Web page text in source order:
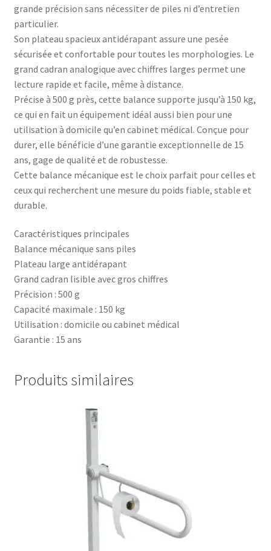
grande précision sans nécessiter de piles ni d’entretien
particulier.
Son plateau spacieux antidérapant assure une pesée
sécurisée et confortable pour toutes les morphologies. Le
grand cadran analogique avec chiffres larges permet une
lecture rapide et facile, même à distance.
Précise à 500 g près, cette balance supporte jusqu’à 150 kg,
ce qui en fait un équipement idéal aussi bien pour une
utilisation à domicile qu’en cabinet médical. Conçue pour
durer, elle bénéficie d’une garantie exceptionnelle de 15
ans, gage de qualité et de robustesse.
Cette balance mécanique est le choix parfait pour celles et
ceux qui recherchent une mesure du poids fiable, stable et
durable.
Caractéristiques principales
Balance mécanique sans piles
Plateau large antidérapant
Grand cadran lisible avec gros chiffres
Précision : 500 g
Capacité maximale : 150 kg
Utilisation : domicile ou cabinet médical
Garantie : 15 ans
Produits similaires